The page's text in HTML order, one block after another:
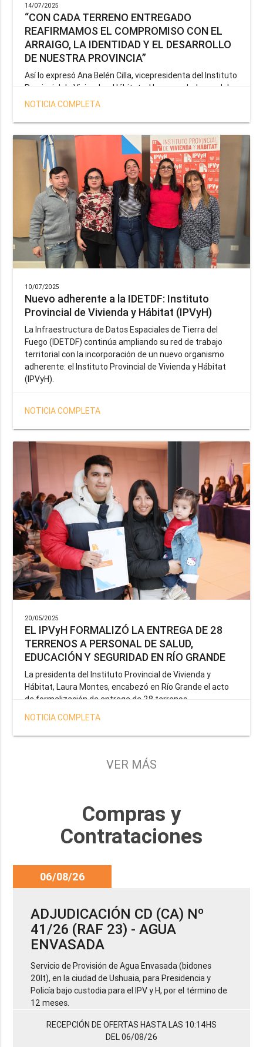
14/07/2025
“CON CADA TERRENO ENTREGADO
REAFIRMAMOS EL COMPROMISO CON EL
ARRAIGO, LA IDENTIDAD Y EL DESARROLLO
DE NUESTRA PROVINCIA”
Así lo expresó Ana Belén Cilla, vicepresidenta del Instituto
Provincial de Vivienda y Hábitat, al hacer un balance del
trabajo del organismo en el marco de la operatoria
salud y seguridad impulsada por el gobernador Gustavo
Melella.
NOTICIA COMPLETA
10/07/2025
Nuevo adherente a la IDETDF: Instituto
Provincial de Vivienda y Hábitat (IPVyH)
La Infraestructura de Datos Espaciales de Tierra del
Fuego (IDETDF) continúa ampliando su red de trabajo
territorial con la incorporación de un nuevo organismo
adherente: el Instituto Provincial de Vivienda y Hábitat
(IPVyH).
NOTICIA COMPLETA
20/05/2025
EL IPVyH FORMALIZÓ LA ENTREGA DE 28
TERRENOS A PERSONAL DE SALUD,
EDUCACIÓN Y SEGURIDAD EN RÍO GRANDE
La presidenta del Instituto Provincial de Vivienda y
Hábitat, Laura Montes, encabezó en Río Grande el acto
de formalización de entrega de 28 terrenos
correspondientes a la operatoria especial anunciada por
el Gobernador Gustavo Melella, la cual tiene como
objetivo brindar una solución habitacional a docentes,
Provincia y del Servicio Penitenciario.
NOTICIA COMPLETA
VER MÁS
Compras y
Contrataciones
06/08/26
ADJUDICACIÓN CD (CA) Nº
41/26 (RAF 23) - AGUA
ENVASADA
Servicio de Provisión de Agua Envasada (bidones
20lt), en la ciudad de Ushuaia, para Presidencia y
Policía bajo custodia para el IPV y H, por el término de
12 meses.
RECEPCIÓN DE OFERTAS HASTA LAS 10:14HS
DEL 06/08/26